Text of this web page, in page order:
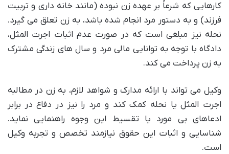
کارهایی که شرعاً بر عهده زن نبوده (مانند خانه داری و تربیت
فرزند) و به دستور مرد انجام شده باشد، به زن تعلق می گیرد.
نحله نیز مبلغی است که در صورت عدم اثبات اجرت المثل،
دادگاه با توجه به توانایی مالی مرد و سال های زندگی مشترک
به زن پرداخت می کند.
وکیل می تواند با ارائه مدارک و شواهد لازم، به زن در مطالبه
اجرت المثل یا نحله کمک کند و مرد را نیز در دفاع در برابر
ادعاهای بی مورد یا تقسیط این وجوه راهنمایی نماید.
شناسایی و اثبات این حقوق نیازمند تخصص و تجربه وکیل
است.